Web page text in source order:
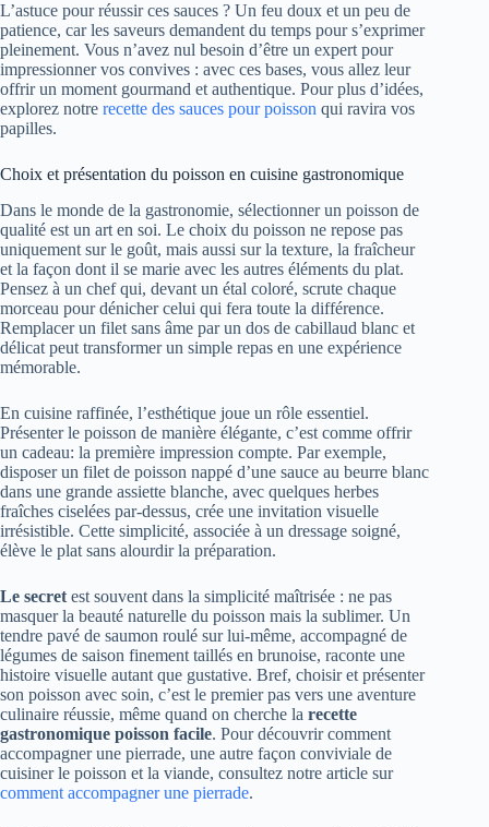
L’astuce pour réussir ces sauces ? Un feu doux et un peu de
patience, car les saveurs demandent du temps pour s’exprimer
pleinement. Vous n’avez nul besoin d’être un expert pour
impressionner vos convives : avec ces bases, vous allez leur
offrir un moment gourmand et authentique. Pour plus d’idées,
explorez notre recette des sauces pour poisson qui ravira vos
papilles.
Choix et présentation du poisson en cuisine gastronomique
Dans le monde de la gastronomie, sélectionner un poisson de
qualité est un art en soi. Le choix du poisson ne repose pas
uniquement sur le goût, mais aussi sur la texture, la fraîcheur
et la façon dont il se marie avec les autres éléments du plat.
Pensez à un chef qui, devant un étal coloré, scrute chaque
morceau pour dénicher celui qui fera toute la différence.
Remplacer un filet sans âme par un dos de cabillaud blanc et
délicat peut transformer un simple repas en une expérience
mémorable.
En cuisine raffinée, l’esthétique joue un rôle essentiel.
Présenter le poisson de manière élégante, c’est comme offrir
un cadeau: la première impression compte. Par exemple,
disposer un filet de poisson nappé d’une sauce au beurre blanc
dans une grande assiette blanche, avec quelques herbes
fraîches ciselées par-dessus, crée une invitation visuelle
irrésistible. Cette simplicité, associée à un dressage soigné,
élève le plat sans alourdir la préparation.
Le secret est souvent dans la simplicité maîtrisée : ne pas
masquer la beauté naturelle du poisson mais la sublimer. Un
tendre pavé de saumon roulé sur lui-même, accompagné de
légumes de saison finement taillés en brunoise, raconte une
histoire visuelle autant que gustative. Bref, choisir et présenter
son poisson avec soin, c’est le premier pas vers une aventure
culinaire réussie, même quand on cherche la recette
gastronomique poisson facile. Pour découvrir comment
accompagner une pierrade, une autre façon conviviale de
cuisiner le poisson et la viande, consultez notre article sur
comment accompagner une pierrade.